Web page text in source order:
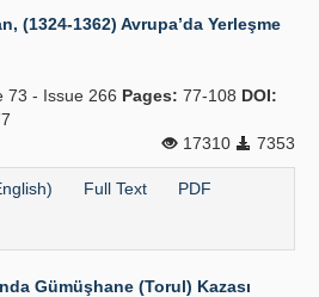
(1324-1362) Avrupa’da Yerleşme
73 - Issue 266 Pages: 77-108 DOI:
17310
7353
Full Text PDF
Gümüşhane (Torul) Kazası